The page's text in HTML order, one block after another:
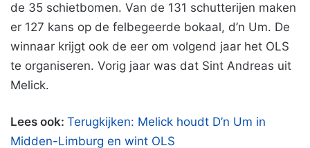
de 35 schietbomen. Van de 131 schutterijen maken
er 127 kans op de felbegeerde bokaal, d’n Um. De
winnaar krijgt ook de eer om volgend jaar het OLS
te organiseren. Vorig jaar was dat Sint Andreas uit
Melick.
Lees ook: Terugkijken: Melick houdt D’n Um in
Midden-Limburg en wint OLS